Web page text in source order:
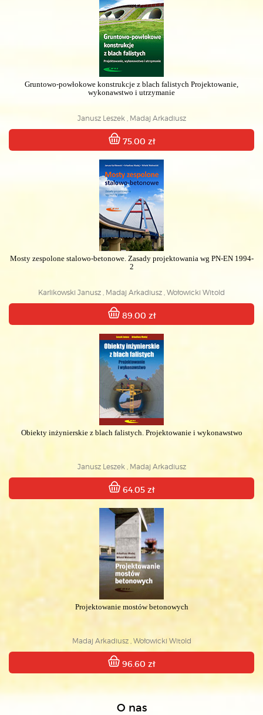
Gruntowo-powłokowe konstrukcje z blach falistych Projektowanie,
wykonawstwo i utrzymanie
Janusz Leszek , Madaj Arkadiusz
75.00 zł
Mosty zespolone stalowo-betonowe. Zasady projektowania wg PN-EN 1994-
2
Karlikowski Janusz , Madaj Arkadiusz , Wołowicki Witold
89.00 zł
Obiekty inżynierskie z blach falistych. Projektowanie i wykonawstwo
Janusz Leszek , Madaj Arkadiusz
64.05 zł
Projektowanie mostów betonowych
Madaj Arkadiusz , Wołowicki Witold
96.60 zł
O nas